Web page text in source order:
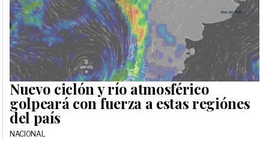
Nuevo ciclón y río atmosférico
golpeará con fuerza a estas regiónes
del país
NACIONAL